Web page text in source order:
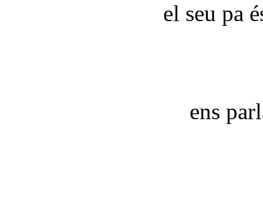
el seu pa
ens